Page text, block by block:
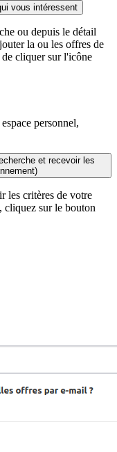
vous intéressent
ou depuis le détail
la ou les offres de
cliquer sur l'icône
personnel,
et recevoir les
les critères de votre
cliquez sur le bouton